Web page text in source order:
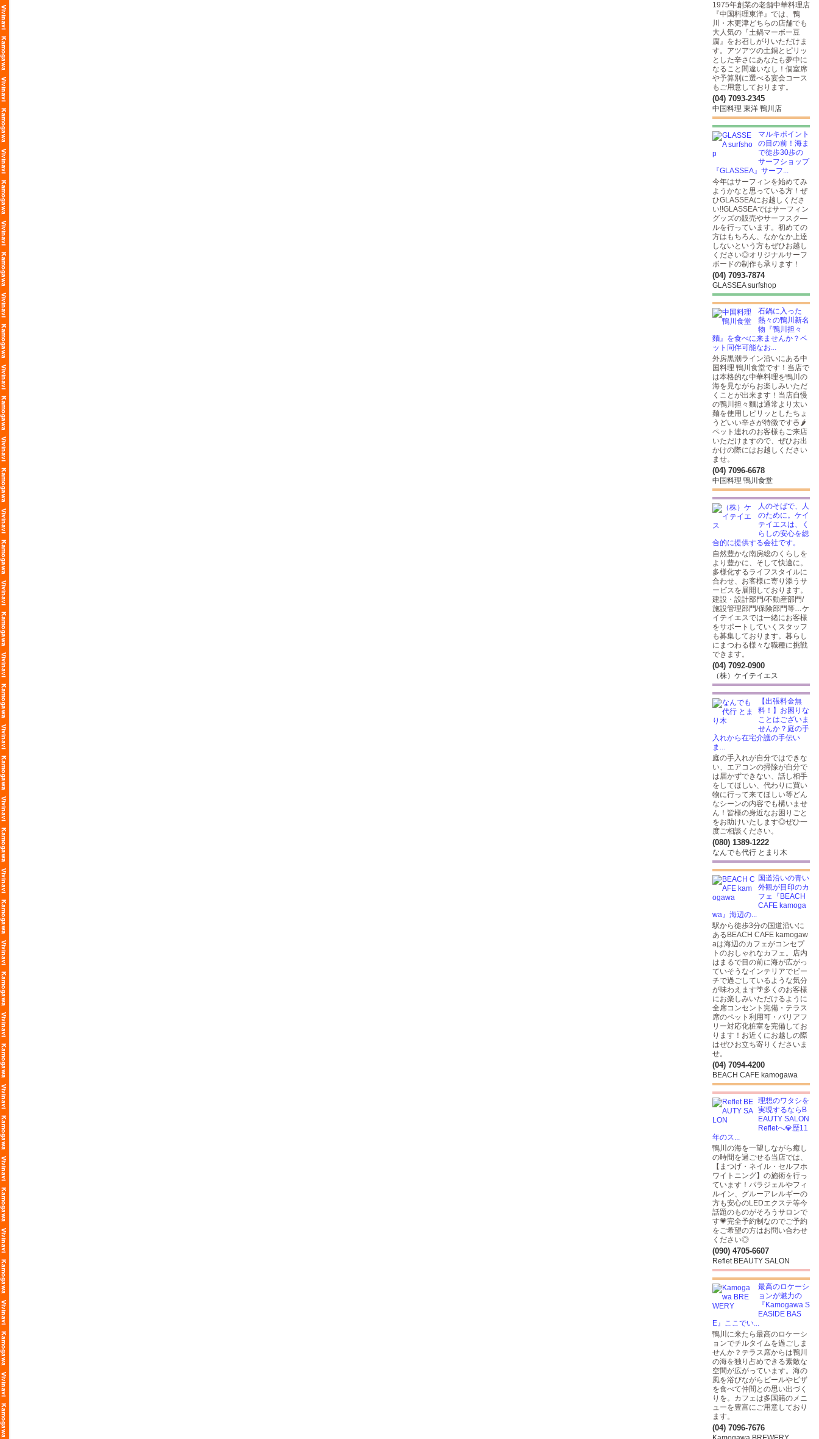
1975年創業の老舗中華料理店
『中国料理東洋』では、鴨
川・木更津どちらの店舗でも
大人気の『土鍋マーボー豆
腐』をお召しがりいただけま
す。アツアツの土鍋とピリッ
とした辛さにあなたも夢中に
なること間違いなし！個室席
や予算別に選べる宴会コース
もご用意しております。
(04) 7093-2345
中国料理 東洋 鴨川店
マルキポイント
の目の前！海ま
で徒歩30歩の
サーフショップ
『GLASSEA』サーフ...
今年はサーフィンを始めてみ
ようかなと思っている方！ぜ
ひGLASSEAにお越しくださ
い!!GLASSEAではサーフィン
グッズの販売やサーフスク―
ルを行っています。初めての
方はもちろん、なかなか上達
しないという方もぜひお越し
ください◎オリジナルサーフ
ボードの制作も承ります！
(04) 7093-7874
GLASSEA surfshop
石鍋に入った
熱々の鴨川新名
物『鴨川担々
麵』を食べに来ませんか？ペ
ット同伴可能なお...
外房黒潮ライン沿いにある中
国料理 鴨川食堂です！当店で
は本格的な中華料理を鴨川の
海を見ながらお楽しみいただ
くことが出来ます！当店自慢
の鴨川担々麵は通常より太い
麺を使用しピリッとしたちょ
うどいい辛さが特徴です🍜🌶
ペット連れのお客様もご来店
いただけますので、ぜひお出
かけの際にはお越しください
ませ。
(04) 7096-6678
中国料理 鴨川食堂
人のそばで、人
のために。ケイ
テイエスは、く
らしの安心を総
合的に提供する会社です。
自然豊かな南房総のくらしを
より豊かに、そして快適に。
多様化するライフスタイルに
合わせ、お客様に寄り添うサ
ービスを展開しております。
建設・設計部門/不動産部門/
施設管理部門/保険部門等…ケ
イテイエスでは一緒にお客様
をサポートしていくスタッフ
も募集しております。暮らし
にまつわる様々な職種に挑戦
できます。
(04) 7092-0900
（株）ケイテイエス
【出張料金無
料！】お困りな
ことはございま
せんか？庭の手
入れから在宅介護の手伝い
ま...
庭の手入れが自分ではできな
い、エアコンの掃除が自分で
は届かずできない、話し相手
をしてほしい、代わりに買い
物に行って来てほしい等どん
なシーンの内容でも構いませ
ん！皆様の身近なお困りごと
をお助けいたします◎ぜひ一
度ご相談ください。
(080) 1389-1222
なんでも代行 とまり木
国道沿いの青い
外観が目印のカ
フェ『BEACH
CAFE kamoga
wa』海辺の...
駅から徒歩3分の国道沿いに
あるBEACH CAFE kamogaw
aは海辺のカフェがコンセプ
トのおしゃれなカフェ。店内
はまるで目の前に海が広がっ
ていそうなインテリアでビー
チで過ごしているような気分
が味わえます🌴多くのお客様
にお楽しみいただけるように
全席コンセント完備・テラス
席のペット利用可・バリアフ
リー対応化粧室を完備してお
ります！お近くにお越しの際
はぜひお立ち寄りくださいま
せ。
(04) 7094-4200
BEACH CAFE kamogawa
理想のワタシを
実現するならB
EAUTY SALON
Refletへ💎歴11
年のス...
鴨川の海を一望しながら癒し
の時間を過ごせる当店では、
【まつげ・ネイル・セルフホ
ワイトニング】の施術を行っ
ています！パラジェルやフィ
ルイン、グルーアレルギーの
方も安心のLEDエクステ等今
話題のものがそろうサロンで
す💗完全予約制なのでご予約
をご希望の方はお問い合わせ
ください◎
(090) 4705-6607
Reflet BEAUTY SALON
最高のロケーシ
ョンが魅力の
『Kamogawa S
EASIDE BAS
E』ここでい...
鴨川に来たら最高のロケーシ
ョンでチルタイムを過ごしま
せんか？テラス席からは鴨川
の海を独り占めできる素敵な
空間が広がっています。海の
風を浴びながらビールやピザ
を食べて仲間との思い出づく
りを。カフェは多国籍のメニ
ューを豊富にご用意しており
ます。
(04) 7096-7676